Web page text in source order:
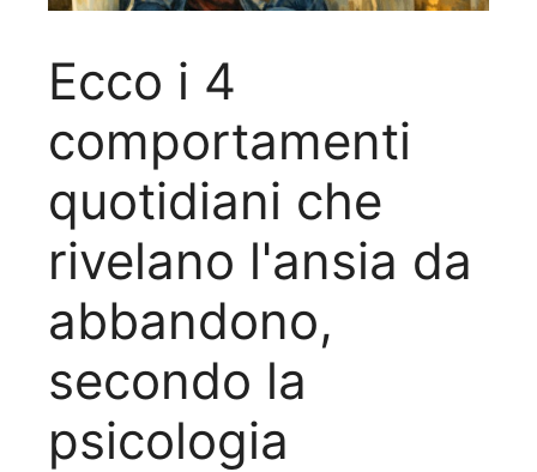
Ecco i 4
comportamenti
quotidiani che
rivelano l'ansia da
abbandono,
secondo la
psicologia